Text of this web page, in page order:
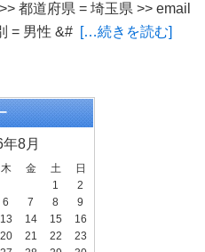
都道府県 = 埼玉県 >> email
= 男性 &# […続きを読む]
8月
木 金 土 日
1
2
6 7 8
9
13 14 15
16
20 21 22
23